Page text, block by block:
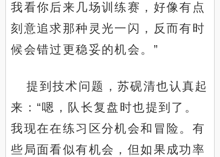
我看你后来几场训练赛，好像有点
刻意追求那种灵光一闪，反而有时
候会错过更稳妥的机会。”
提到技术问题，苏砚清也认真起
来：“嗯，队长复盘时也提到了。
我现在在练习区分机会和冒险。有
些局面看似有机会，但如果成功率